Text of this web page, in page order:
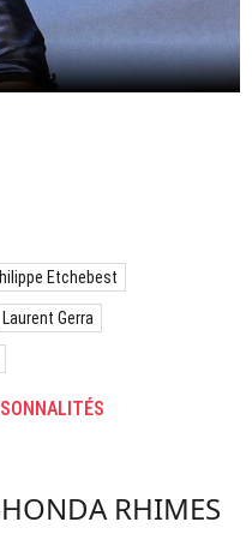
Etchebest
Laurent Gerra
RHIMES